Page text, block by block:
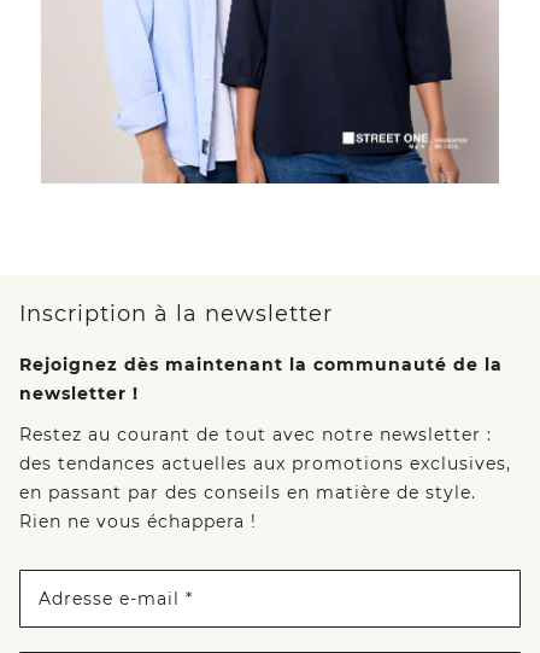
Inscription à la newsletter
Rejoignez dès maintenant la communauté de la
newsletter !
Restez au courant de tout avec notre newsletter :
des tendances actuelles aux promotions exclusives,
en passant par des conseils en matière de style.
Rien ne vous échappera !
Adresse e-mail *